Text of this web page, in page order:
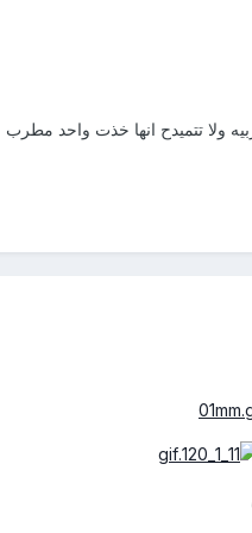
ولا تتميدح انها خذت واحد مطرب